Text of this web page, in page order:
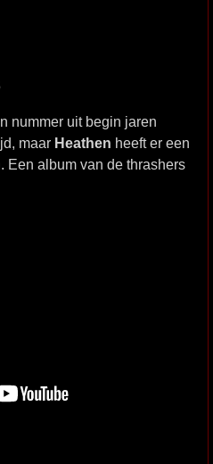
nummer uit begin jaren
maar Heathen heeft er een
Een album van de thrashers